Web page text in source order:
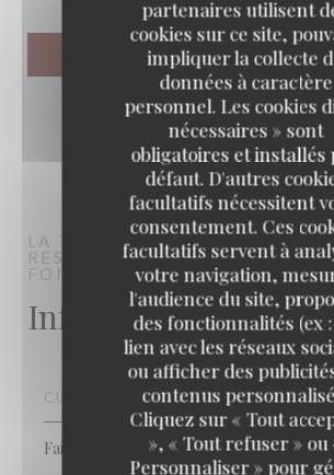
partenaires utilisent
cookies sur ce site,
impliquer la collecte
données à caractère
personnel. Les cookies
nécessaires » sont
obligatoires et installés
défaut. D'autres
facultatifs nécessitent
consentement. Ces
facultatifs servent à
votre navigation,
l'audience du site,
des fonctionnalités (ex
lien avec les réseaux
ou afficher des
contenus
Cliquez sur « Tout
», « Tout refuser » ou
Personnaliser » pour
LA TABLE DE MESTRÉ
RESTAURANT TRADITIONNEL
FONTEVRAUD-L'ABBAYE
Infos pratiques
CUISINE
Fait maison, Produits frais